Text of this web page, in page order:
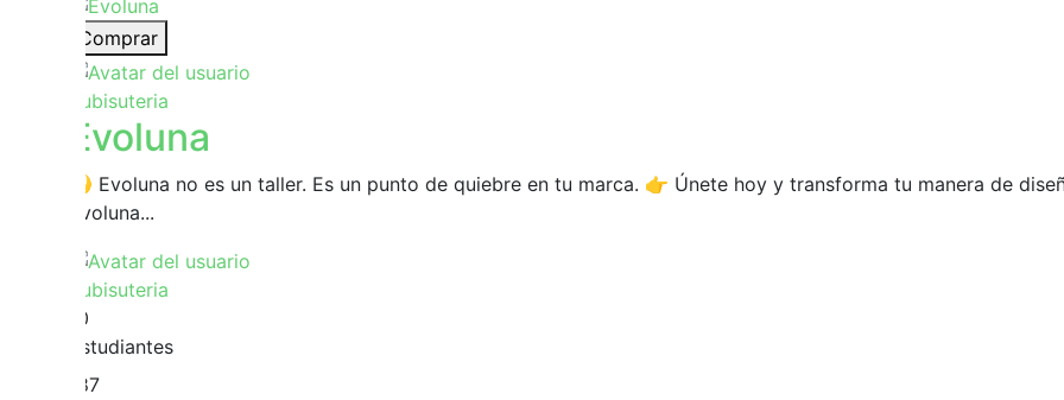
Comprar
Yubisuteria
Evoluna
🌙 Evoluna no es un taller. Es un punto de quiebre en tu marca. 👉 Únete hoy y transforma tu manera de
Evoluna...
Yubisuteria
10
Estudiantes
187